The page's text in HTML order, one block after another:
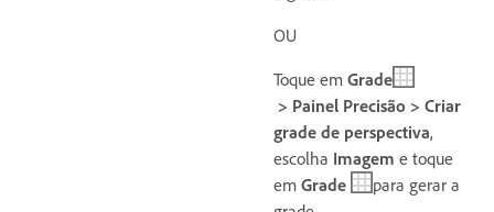
OU
Toque em Grade
> Painel Precisão > Criar
grade de perspectiva,
escolha Imagem e toque
em Grade
para gerar a